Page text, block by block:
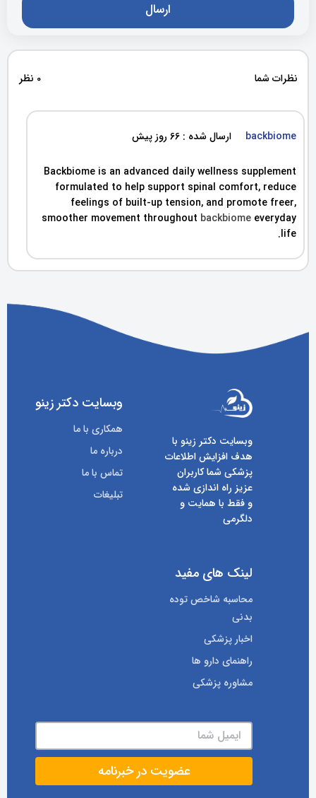
نظرات شما 0 نظر
backbiome ارسال شده : 66 روز پیش
Backbiome is an advanced daily wellness supplement
formulated to help support spinal comfort, reduce
feelings of built-up tension, and promote freer,
smoother movement throughout backbiome everyday
life.
وبسایت دکتر زینو با
هدف افزایش اطلاعات
پزشکی شما کاربران
عزیز راه اندازی شده
و فقط با همایت و
دلگرمی
وبسایت دکتر زینو
همکاری با ما
درباره ما
تماس با ما
تبلیغات
لینک های مفید
محاسبه شاخص توده
بدنی
اخبار پزشکی
راهنمای دارو ها
مشاوره پزشکی